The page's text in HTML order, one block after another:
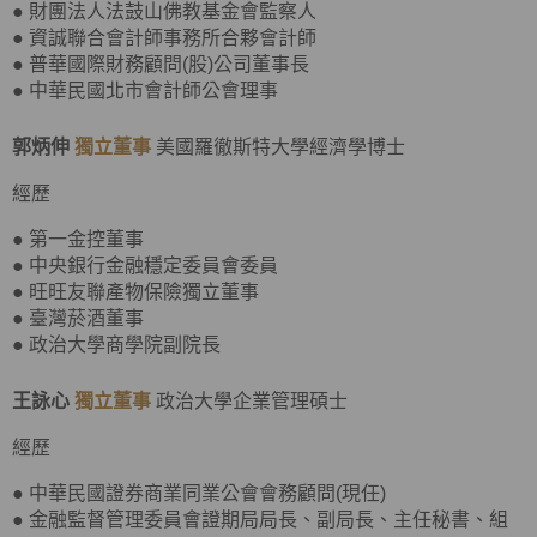
● 財團法人法鼓山佛教基金會監察人
● 資誠聯合會計師事務所合夥會計師
● 普華國際財務顧問(股)公司董事長
● 中華民國北市會計師公會理事
郭炳伸 獨立董事 美國羅徹斯特大學經濟學博士
經歷
● 第一金控董事
● 中央銀行金融穩定委員會委員
● 旺旺友聯產物保險獨立董事
● 臺灣菸酒董事
● 政治大學商學院副院長
王詠心 獨立董事 政治大學企業管理碩士
經歷
● 中華民國證券商業同業公會會務顧問(現任)
● 金融監督管理委員會證期局局長、副局長、主任秘書、組